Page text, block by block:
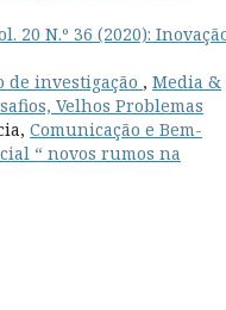
20 N.º 36 (2020):
investigação , Media &
Velhos Problemas
Comunicação e Bem-
“ novos rumos na